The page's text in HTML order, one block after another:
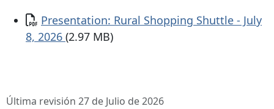
Documento
Presentation: Rural Shopping Shuttle - July
8, 2026 (2.97 MB)
Última revisión 27 de Julio de 2026